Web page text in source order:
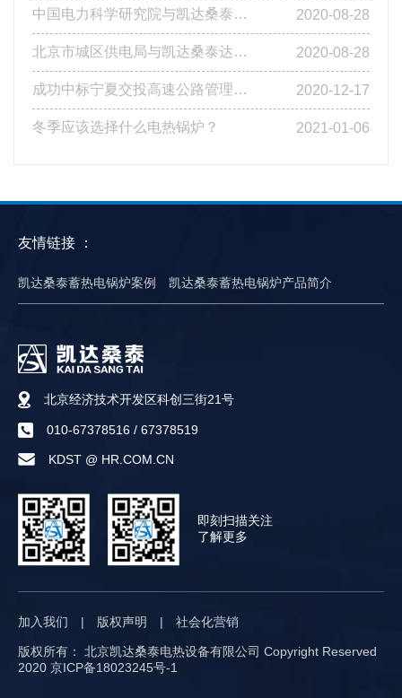
中国电力科学研究院与凯达桑泰达成合作 2020-08-28
北京市城区供电局与凯达桑泰达成合作 2020-08-28
成功中标宁夏交投高速公路管理有限公司基层站点燃煤改造工程第四标段 2020-12-17
冬季应该选择什么电热锅炉？ 2021-01-06
友情链接 ：
凯达桑泰蓄热电锅炉案例 凯达桑泰蓄热电锅炉产品简介
北京经济技术开发区科创三街21号
010-67378516 / 67378519
KDST @ HR.COM.CN
即刻扫描关注
了解更多
加入我们 | 版权声明 | 社会化营销
版权所有： 北京凯达桑泰电热设备有限公司 Copyright Reserved
2020 京ICP备18023245号-1